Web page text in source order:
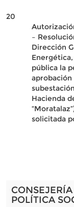
20
–
Dirección
pública la
Hacienda
solicitada
POLÍTICA